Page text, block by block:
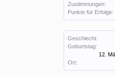
Zustimmungen:
Punkte für Erfolge:
Geschlecht:
Geburtstag:
12.
Ort: